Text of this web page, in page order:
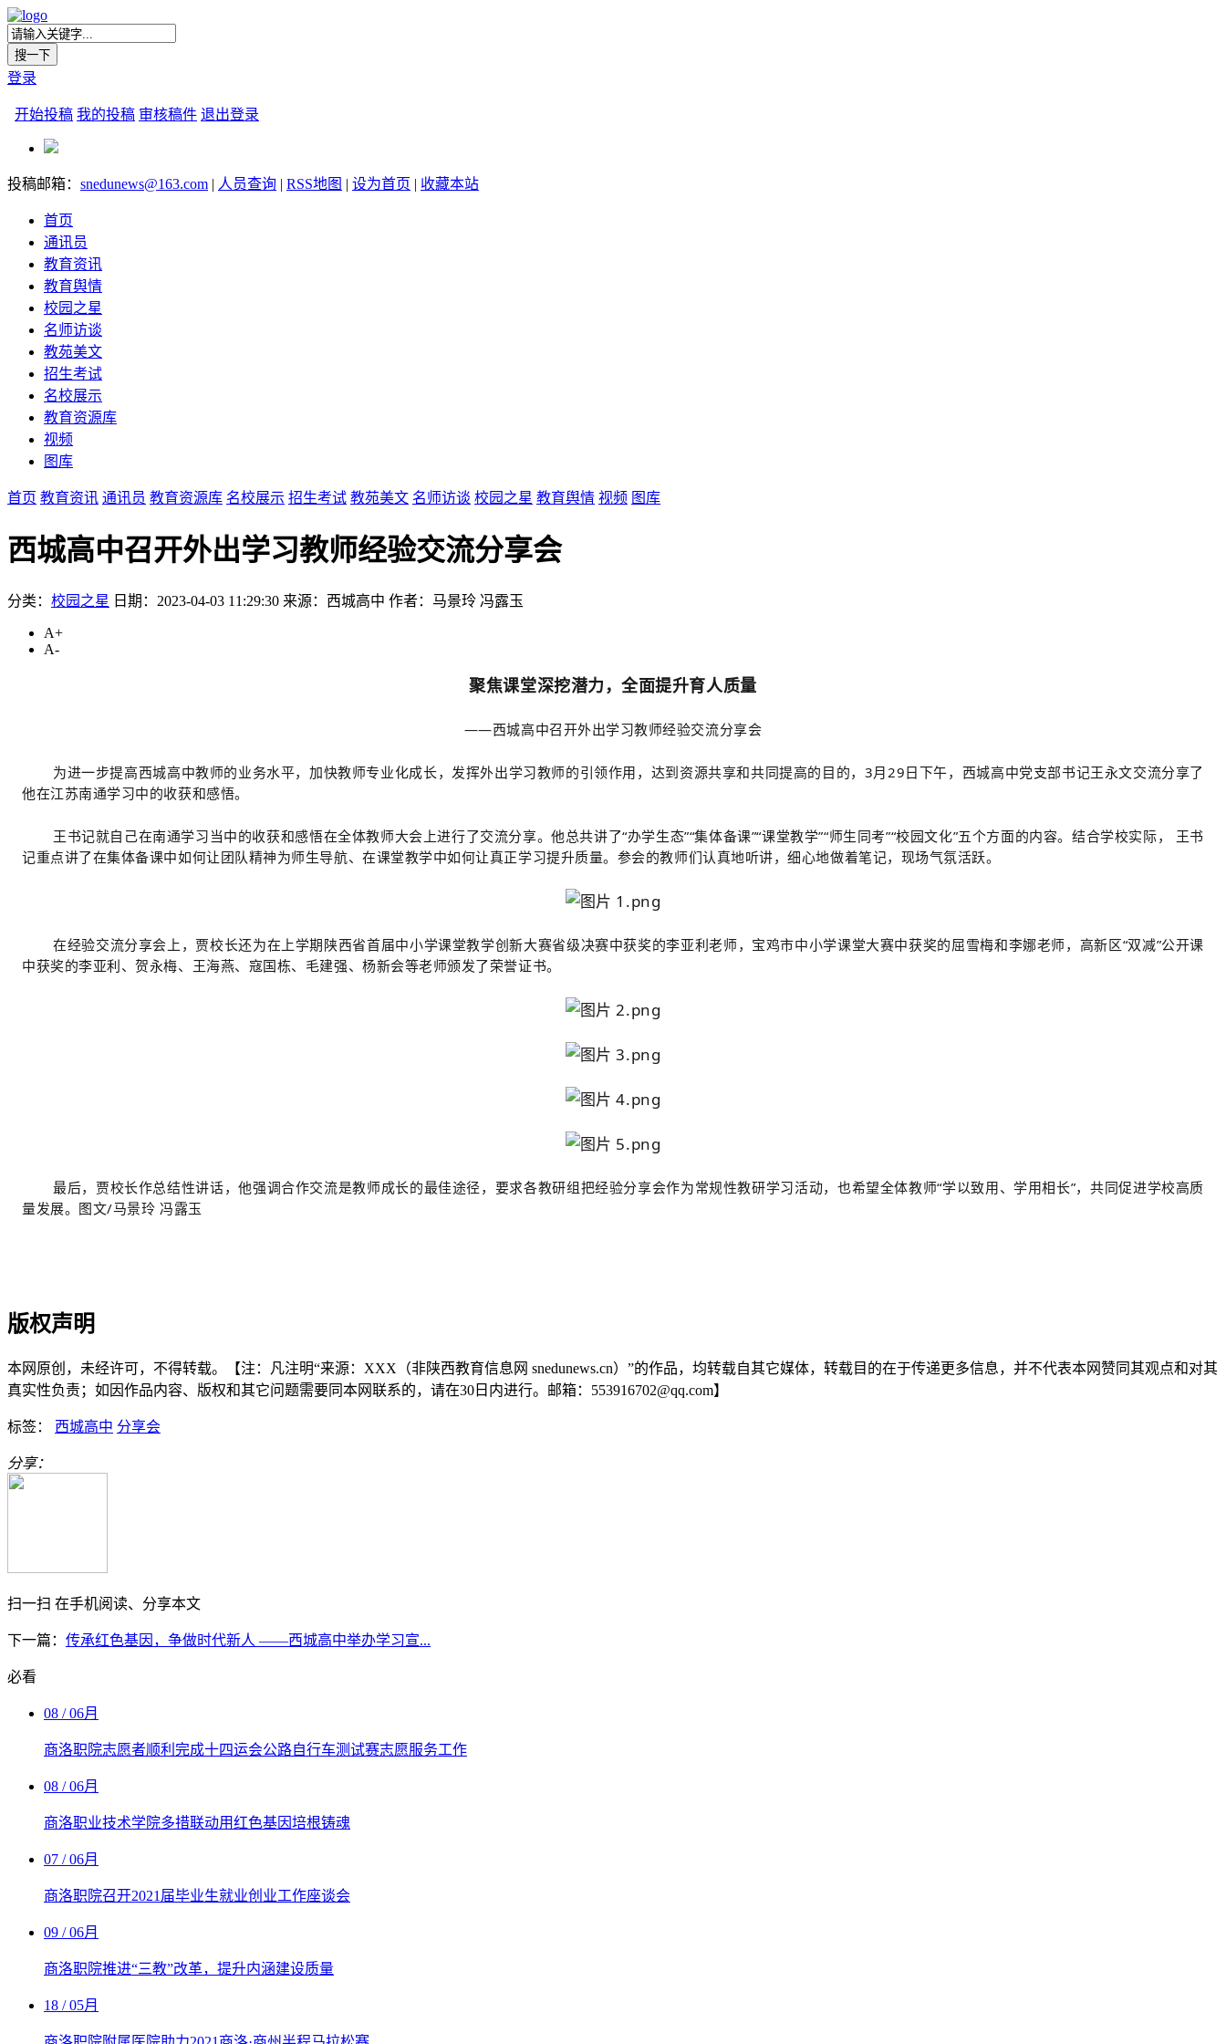
登录
开始投稿 我的投稿 审核稿件 退出登录
投稿邮箱： snedunews@163.com | 人员查询 | RSS地图 | 设为首页 | 收藏本站
首页
通讯员
教育资讯
教育舆情
校园之星
名师访谈
教苑美文
招生考试
名校展示
教育资源库
视频
图库
首页 教育资讯 通讯员 教育资源库 名校展示 招生考试 教苑美文 名师访谈 校园之星 教育舆情 视频 图库
西城高中召开外出学习教师经验交流分享会
分类： 校园之星 日期：2023-04-03 11:29:30 来源：西城高中 作者：马景玲 冯露玉
A+
A-
聚焦课堂深挖潜力，全面提升育人质量
——西城高中召开外出学习教师经验交流分享会
为进一步提高西城高中教师的业务水平，加快教师专业化成长，发挥外出学习教师的引领作用，达到资源共享和共同提高的目的，3月29日下午，西城高中党支部书记王永文交流分享了
他在江苏南通学习中的收获和感悟。
王书记就自己在南通学习当中的收获和感悟在全体教师大会上进行了交流分享。他总共讲了“办学生态”“集体备课”“课堂教学”“师生同考”“校园文化”五个方面的内容。结合学校实际，
王书
记重点讲了在集体备课中如何让团队精神为师生导航、在课堂教学中如何让真正学习提升质量。参会的教师们认真地听讲，细心地做着笔记，现场气氛活跃。
在经验交流分享会上， 贾校长还为在 上学期陕西省首届中小学课堂教学创新大赛省级决赛中获奖的李亚利老师， 宝鸡市中小学课堂大赛中获奖的屈雪梅和李娜老师， 高新区“双减”公开课
中获奖的李亚利、贺永梅、王海燕、寇国栋、毛建强、杨新会等老师颁发了荣誉证书。
最后，贾校长作总结性讲话，他强调合作交流是教师成长的最佳途径，要求各教研组把经验分享会作为常规性教研学习活动，也希望全体教师“学以致用、学用相长”，共同促进学校高质
量发展。 图文/马景玲 冯露玉
版权声明
本网原创，未经许可，不得转载。【注：凡注明“来源：XXX（非陕西教育信息网 snedunews.cn）”的作品，均转载自其它媒体，转载目的在于传递更多信息，并不代表本网赞同其观点和对其
真实性负责；如因作品内容、版权和其它问题需要同本网联系的，请在30日内进行。邮箱：553916702@qq.com】
标签： 西城高中 分享会
分享：
扫一扫 在手机阅读、分享本文
下一篇： 传承红色基因，争做时代新人 ——西城高中举办学习宣...
必看
08 / 06月
商洛职院志愿者顺利完成十四运会公路自行车测试赛志愿服务工作
08 / 06月
商洛职业技术学院多措联动用红色基因培根铸魂
07 / 06月
商洛职院召开2021届毕业生就业创业工作座谈会
09 / 06月
商洛职院推进“三教”改革，提升内涵建设质量
18 / 05月